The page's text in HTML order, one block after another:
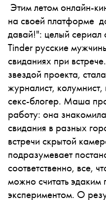
Этим летом онлайн-
на своей платформе
давай!": целый сериал
Tinder русские
свиданиях при
звездой проекта,
журналист,
секс-блогер. Маша
работу: она
свидания в разных
встречи скрытой
подразумевает
соответственно, все,
можно считать эдаким
экспериментом. О